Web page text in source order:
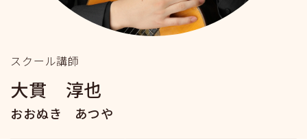
スクール講師
大貫 淳也
おおぬき あつや